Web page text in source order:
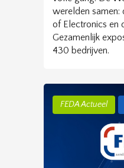
werelden
of Electronics en
Gezamenlijk
430 bedrijven.
FEDA Actueel